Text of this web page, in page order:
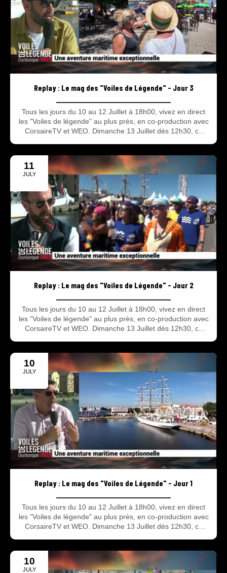
Replay : Le mag des "Voiles de Légende" - Jour 3
Tous les jours du 10 au 12 Juillet à 18h00, vivez en direct
les "Voiles de légende" au plus près, en co-production avec
CorsaireTV et WEO. Dimanche 13 Juillet dès 12h30, ce
11
JULY
Replay : Le mag des "Voiles de Légende" - Jour 2
Tous les jours du 10 au 12 Juillet à 18h00, vivez en direct
les "Voiles de légende" au plus près, en co-production avec
CorsaireTV et WEO. Dimanche 13 Juillet dès 12h30, ce
10
JULY
Replay : Le mag des "Voiles de Légende" - Jour 1
Tous les jours du 10 au 12 Juillet à 18h00, vivez en direct
les "Voiles de légende" au plus près, en co-production avec
CorsaireTV et WEO. Dimanche 13 Juillet dès 12h30, ce
10
JULY